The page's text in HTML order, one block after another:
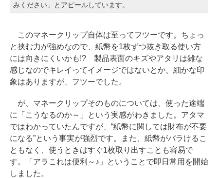
みください」とアピールしています。
このマネークリップ自体は至ってフツーです。ちょっ
と挟む力が強めなので、紙幣を1枚ずつ抜き取る使い方
には向きにくいかも!? 製品表面のキズやアタリは雑な
感じなのでキレイってイメージではないとか、細かな印
象はありますが、フツーでした。
が、マネークリップそのものについては、使った途端
に「こうなるのか～」という実感がわきました。アタマ
ではわかっていたんですが、“紙幣に関しては財布が不要
になる”という事実が強烈です。また、紙幣がバラけるこ
ともなく、使うときはすぐ1枚取り出すことも容易で
す。「アラこれは便利～♪」ということで即日常用を開始
しました。